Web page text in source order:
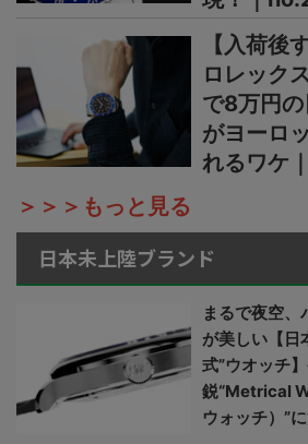
【入荷後
ロレック
で8万円
がヨーロ
れるワケ
＞＞＞もっと見る
日本未上陸ブランド
まるで夜空、
が美しい【日
式”ウオッチ
鋭“Metrical
ウォッチ）”